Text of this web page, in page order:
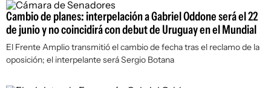
Cambio de planes: interpelación a Gabriel Oddone será el 22
de junio y no coincidirá con debut de Uruguay en el Mundial
El Frente Amplio transmitió el cambio de fecha tras el reclamo de la
oposición; el interpelante será Sergio Botana